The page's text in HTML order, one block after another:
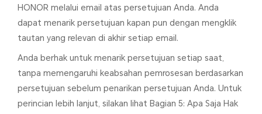
HONOR melalui email atas persetujuan Anda. Anda
dapat menarik persetujuan kapan pun dengan mengklik
tautan yang relevan di akhir setiap email.
Anda berhak untuk menarik persetujuan setiap saat,
tanpa memengaruhi keabsahan pemrosesan berdasarkan
persetujuan sebelum penarikan persetujuan Anda. Untuk
perincian lebih lanjut, silakan lihat Bagian 5: Apa Saja Hak